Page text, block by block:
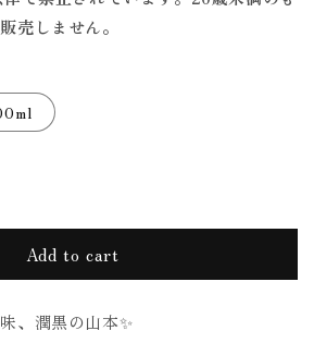
売しません。
Add to cart
、潤黒の山本✨️